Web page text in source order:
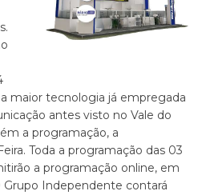
maior tecnologia já empregada
antes visto no Vale do
a programação, a
Toda a programação das 03
a programação online, em
Independente contará